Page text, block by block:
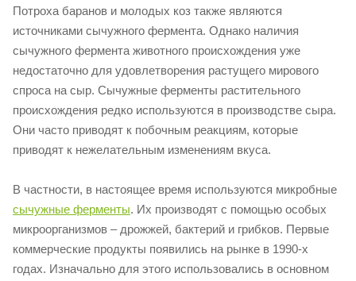
Потроха баранов и молодых коз также являются
источниками сычужного фермента. Однако наличия
сычужного фермента животного происхождения уже
недостаточно для удовлетворения растущего мирового
спроса на сыр. Сычужные ферменты растительного
происхождения редко используются в производстве сыра.
Они часто приводят к побочным реакциям, которые
приводят к нежелательным изменениям вкуса.
В частности, в настоящее время используются микробные
сычужные ферменты. Их производят с помощью особых
микроорганизмов – дрожжей, бактерий и грибков. Первые
коммерческие продукты появились на рынке в 1990-х
годах. Изначально для этого использовались в основном